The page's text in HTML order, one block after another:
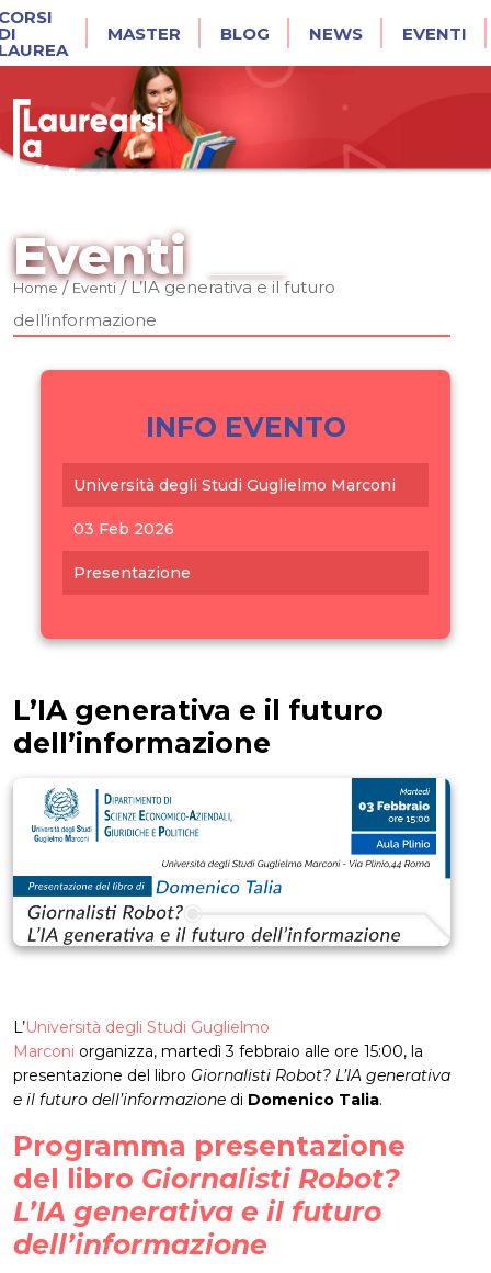
MASTER BLOG NEWS EVENTI
Eventi
Home/Eventi/L’IA generativa e il futuro
dell’informazione
INFO EVENTO
Università degli Studi Guglielmo Marconi
03 Feb 2026
Presentazione
L’IA generativa e il futuro
dell’informazione
L’Università degli Studi Guglielmo
Marconi organizza, martedì 3 febbraio alle ore 15:00, la
presentazione del libro Giornalisti Robot? L’IA generativa
e il futuro dell’informazione di Domenico Talia.
Programma presentazione
del libro Giornalisti Robot?
L’IA generativa e il futuro
dell’informazione